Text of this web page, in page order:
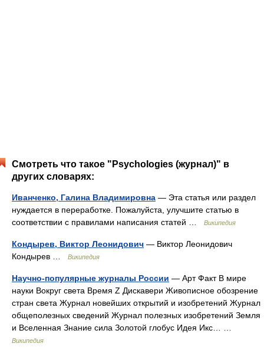
Смотреть что такое "Psychologies (журнал)" в
других словарях:
Иванченко, Галина Владимировна — Эта статья или раздел
нуждается в переработке. Пожалуйста, улучшите статью в
соответствии с правилами написания статей …
Википедия
Кондырев, Виктор Леонидович — Виктор Леонидович
Кондырев …
Википедия
Научно-популярные журналы России — Арт Факт В мире
науки Вокруг света Время Z Дискавери Живописное обозрение
стран света Журнал новейших открытий и изобретений Журнал
общеполезных сведений Журнал полезных изобретений Земля
и Вселенная Знание сила Золотой глобус Идея Икс… …
Википедия